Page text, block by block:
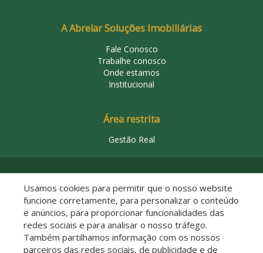
A Abrelar Soluções Imobiliárias
Fale Conosco
Trabalhe conosco
Onde estamos
Institucional
Área restrita
Gestão Real
Usamos cookies para permitir que o nosso website
funcione corretamente, para personalizar o conteúdo
e anúncios, para proporcionar funcionalidades das
redes sociais e para analisar o nosso tráfego.
Também partilhamos informação com os nossos
parceiros das redes sociais, de publicidade e de